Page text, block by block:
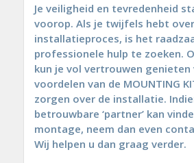
Je veiligheid en tevredenheid
voorop. Als je twijfels hebt
installatieproces, is het
professionele hulp te zoeken.
kun je vol vertrouwen genieten
voordelen van de MOUNTING
zorgen over de installatie.
betrouwbare ‘partner’ kan
montage, neem dan even
Wij helpen u dan graag verder.